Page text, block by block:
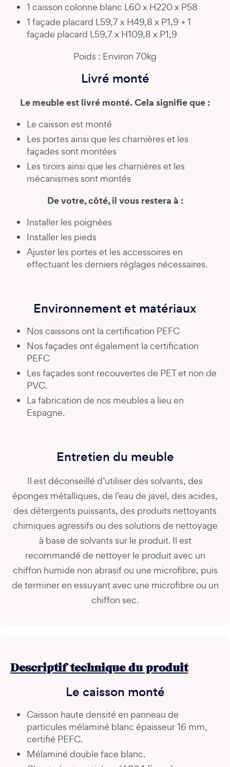
1 caisson colonne blanc L60 x H220 x P58
1 façade placard L59,7 x H49,8 x P1,9 + 1
façade placard L59,7 x H109,8 x P1,9
Poids : Environ 70kg
Livré monté
Le meuble est livré monté. Cela signifie que :
Le caisson est monté
Les portes ainsi que les charnières et les
façades sont montées
Les tiroirs ainsi que les charnières et les
mécanismes sont montés
De votre, côté, il vous restera à :
Installer les poignées
Installer les pieds
Ajuster les portes et les accessoires en
effectuant les derniers réglages nécessaires.
Environnement et matériaux
Nos caissons ont la certification PEFC
Nos façades ont également la certification
PEFC
Les façades sont recouvertes de PET et non de
PVC.
La fabrication de nos meubles a lieu en
Espagne.
Entretien du meuble
Il est déconseillé d’utiliser des solvants, des
éponges métalliques, de l’eau de javel, des acides,
des détergents puissants, des produits nettoyants
chimiques agressifs ou des solutions de nettoyage
à base de solvants sur le produit. Il est
recommandé de nettoyer le produit avec un
chiffon humide non abrasif ou une microfibre, puis
de terminer en essuyant avec une microfibre ou un
chiffon sec.
Descriptif technique du produit
Le caisson monté
Caisson haute densité en panneau de
particules mélaminé blanc épaisseur 16 mm,
certifié PEFC.
Mélaminé double face blanc.